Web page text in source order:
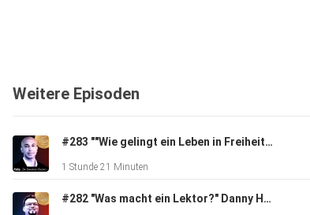
Weitere Episoden
#283 ""Wie gelingt ein Leben in Freiheit:?" - Danny Herzog-Braune im Gespräch mit Philosoph und COACHDr. Shamsey Oloko
1 Stunde 21 Minuten
#282 "Was macht ein Lektor?" Danny Herzog-Braune im Maschinenraum der Managementbücher mit Dennis Brunotte